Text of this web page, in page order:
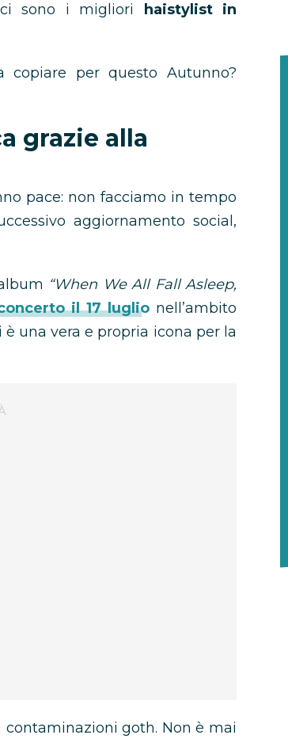
sono i migliori
haistylist in
per questo Autunno?
grazie alla
pace: non facciamo in tempo
aggiornamento social,
“When We All Fall Asleep,
il 17 luglionell’ambito
una vera e propria icona per la
contaminazioni goth. Non è mai